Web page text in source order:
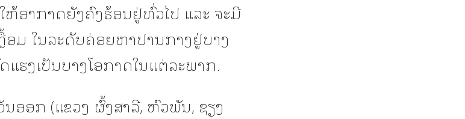
ໃຫ້ອາກາດຍັງຄົງຮ້ອນຢູ່ທົ່ວໄປ ແລະ ຈະມີ
ມ ໃນລະດັບຄ່ອຍຫາປານກາງຢູ່ບາງ
ງເປັນບາງໂອກາດໃນແຕ່ລະພາກ.
ອອກ (ແຂວງ ຜົ້ງສາລີ, ຫົວພັນ, ຊຽງ